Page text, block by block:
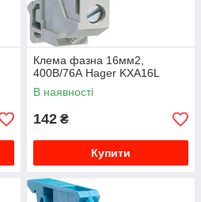
Клема фазна 16мм2,
400В/76А Hager KXA16L
В наявності
142 ₴
Купити